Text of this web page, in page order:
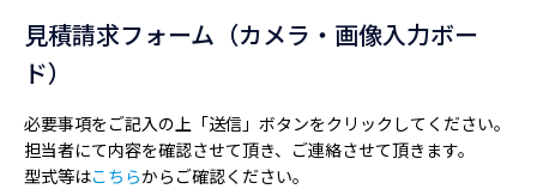
見積請求フォーム（カメラ・画像入力ボー
ド）
必要事項をご記入の上「送信」ボタンをクリックしてください。
担当者にて内容を確認させて頂き、ご連絡させて頂きます。
型式等はこちらからご確認ください。